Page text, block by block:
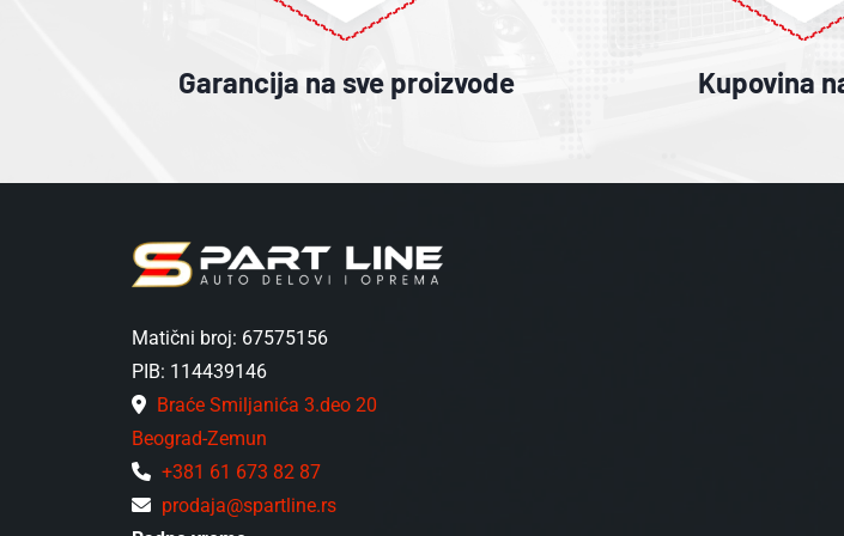
Garancija na sve proizvode Kupovina
Matični broj: 67575156
PIB: 114439146
Braće Smiljanića 3.deo 20
Beograd-Zemun
+381 61 673 82 87
prodaja@spartline.rs